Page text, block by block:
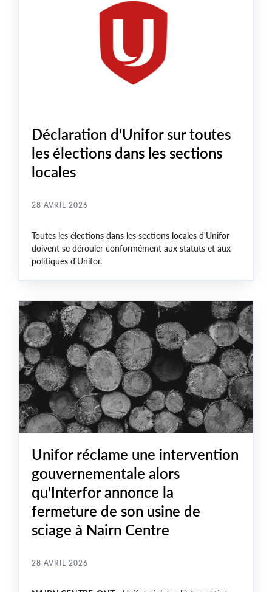
Déclaration d'Unifor sur toutes
les élections dans les sections
locales
28 AVRIL 2026
Toutes les élections dans les sections locales d'Unifor
doivent se dérouler conformément aux statuts et aux
politiques d'Unifor.
Unifor réclame une intervention
gouvernementale alors
qu'Interfor annonce la
fermeture de son usine de
sciage à Nairn Centre
28 AVRIL 2026